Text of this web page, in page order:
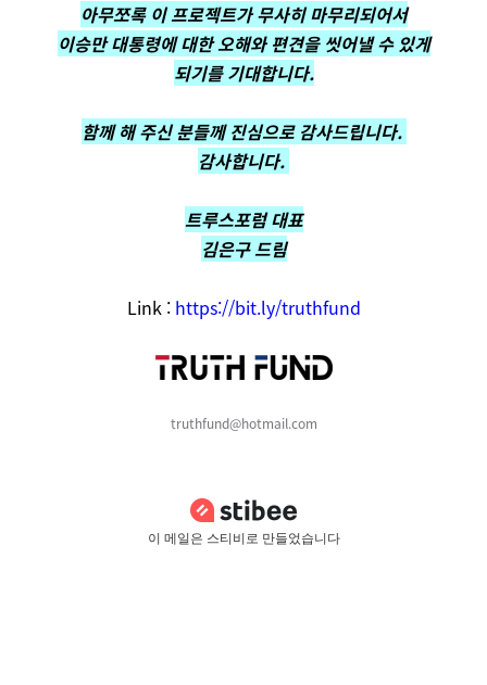
아무쪼록 이 프로젝트가 무사히 마무리되어서
이승만 대통령에 대한 오해와 편견을 씻어낼 수 있게
되기를 기대합니다.
함께 해 주신 분들께 진심으로 감사드립니다.
감사합니다.
트루스포럼 대표
김은구 드림
Link : https://bit.ly/truthfund
truthfund@hotmail.com
이 메일은 스티비로 만들었습니다